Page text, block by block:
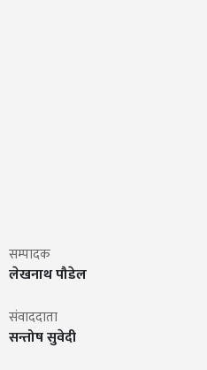
सम्पादक
लेखनाथ पौडेल
संवाददाता
सन्तोष सुवेदी